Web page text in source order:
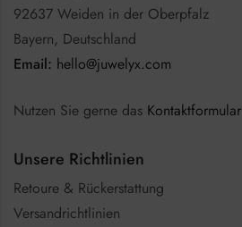
92637 Weiden in der Oberpfalz
Bayern, Deutschland
Email: hello@juwelyx.com
Nutzen Sie gerne das Kontaktformular
Unsere Richtlinien
Retoure & Rückerstattung
Versandrichtlinien